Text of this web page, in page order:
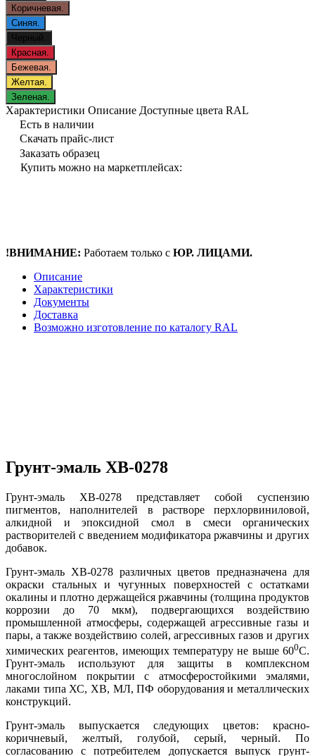
Коричневая.
Синяя.
Черный.
Красная.
Бежевая.
Желтая.
Зеленая.
Характеристики Описание Доступные цвета RAL
Есть в наличии
Скачать прайс-лист
Заказать образец
Купить можно на маркетплейсах:
!ВНИМАНИЕ: Работаем только с ЮР. ЛИЦАМИ.
Описание
Характеристики
Документы
Доставка
Возможно изготовление по каталогу RAL
Грунт-эмаль ХВ-0278
Грунт-эмаль ХВ-0278 представляет собой суспензию
пигментов, наполнителей в растворе перхлорвиниловой,
алкидной и эпоксидной смол в смеси органических
растворителей с введением модификатора ржавчины и других
добавок.
Грунт-эмаль ХВ-0278 различных цветов предназначена для
окраски стальных и чугунных поверхностей с остатками
окалины и плотно держащейся ржавчины (толщина продуктов
коррозии до 70 мкм), подвергающихся воздействию
промышленной атмосферы, содержащей агрессивные газы и
пары, а также воздействию солей, агрессивных газов и других
химических реагентов, имеющих температуру не выше 600С.
Грунт-эмаль используют для защиты в комплексном
многослойном покрытии с атмосферостойкими эмалями,
лаками типа ХС, ХВ, МЛ, ПФ оборудования и металлических
конструкций.
Грунт-эмаль выпускается следующих цветов: красно-
коричневый, желтый, голубой, серый, черный. По
согласованию с потребителем допускается выпуск грунт-